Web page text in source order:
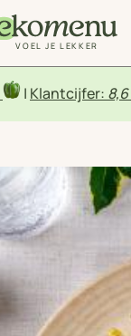
VOEL JE LEKKER
| Klantcijfer: 8,6